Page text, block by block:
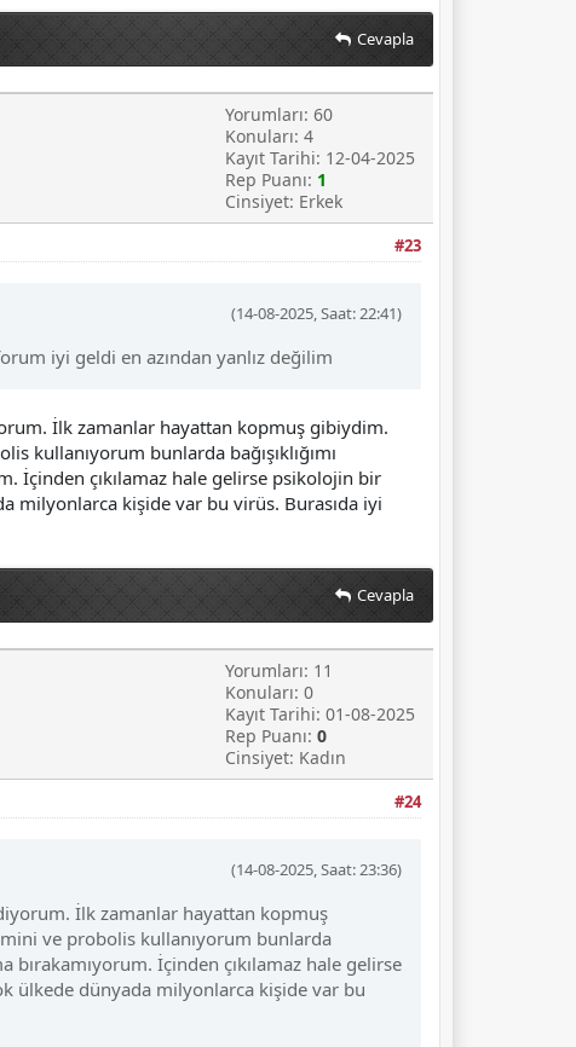
Cevapla
Yorumları: 60
Konuları: 4
Kayıt Tarihi: 12-04-2025
Rep Puanı: 1
Cinsiyet: Erkek
#23
(14-08-2025, Saat: 22:41)
iyi geldi en azından yanlız değilim
İlk zamanlar hayattan kopmuş gibiydim.
kullanıyorum bunlarda bağışıklığımı
İçinden çıkılamaz hale gelirse psikolojin bir
milyonlarca kişide var bu virüs. Burasıda iyi
Cevapla
Yorumları: 11
Konuları: 0
Kayıt Tarihi: 01-08-2025
Rep Puanı: 0
Cinsiyet: Kadın
#24
(14-08-2025, Saat: 23:36)
İlk zamanlar hayattan kopmuş
ve probolis kullanıyorum bunlarda
bırakamıyorum. İçinden çıkılamaz hale gelirse
ülkede dünyada milyonlarca kişide var bu